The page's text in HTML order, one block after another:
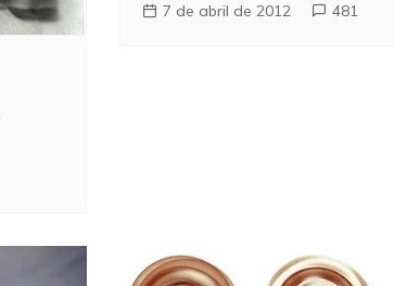
7 de abril de 2012 481